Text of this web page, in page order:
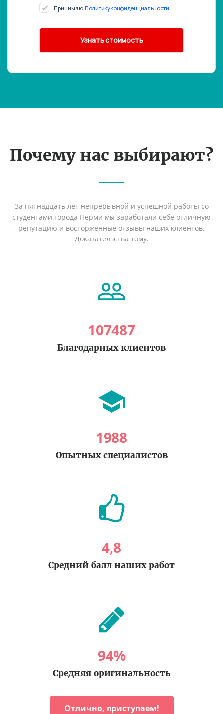
Принимаю Политику конфиденциальности
Почему нас выбирают?
За пятнадцать лет непрерывной и успешной работы со
студентами города Перми мы заработали себе отличную
репутацию и восторженные отзывы наших клиентов.
Доказательства тому:
107487
Благодарных клиентов
1988
Опытных специалистов
4,8
Средний балл наших работ
94%
Средняя оригинальность
Отлично, приступаем!